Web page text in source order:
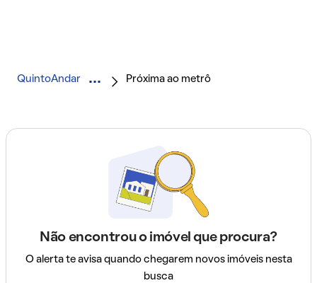
QuintoAndar Próxima ao metrô
Não encontrou o imóvel que procura?
O alerta te avisa quando chegarem novos imóveis nesta
busca